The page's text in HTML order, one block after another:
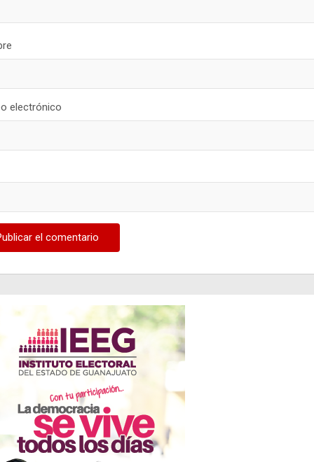
electrónico